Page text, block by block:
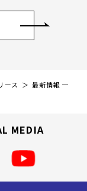
ース
最新情報 一
MEDIA